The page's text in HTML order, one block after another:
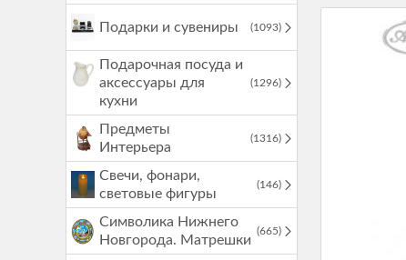
Подарки и сувениры (1093)
Подарочная посуда и
аксессуары для
кухни
(1296)
Предметы
Интерьера
(1316)
Свечи, фонари,
световые фигуры
(146)
Символика Нижнего
Новгорода. Матрешки
(665)